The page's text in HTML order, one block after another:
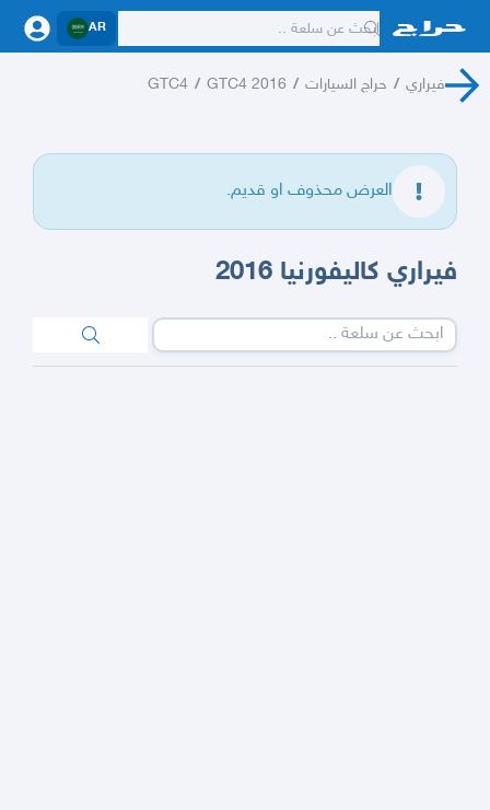
AR
فيراري / حراج السيارات /
GTC4 2016
/
GTC4
العرض محذوف او قديم.
فيراري كاليفورنيا 2016